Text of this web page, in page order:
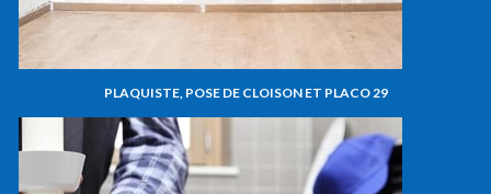
PLAQUISTE, POSE DE CLOISON ET PLACO 29